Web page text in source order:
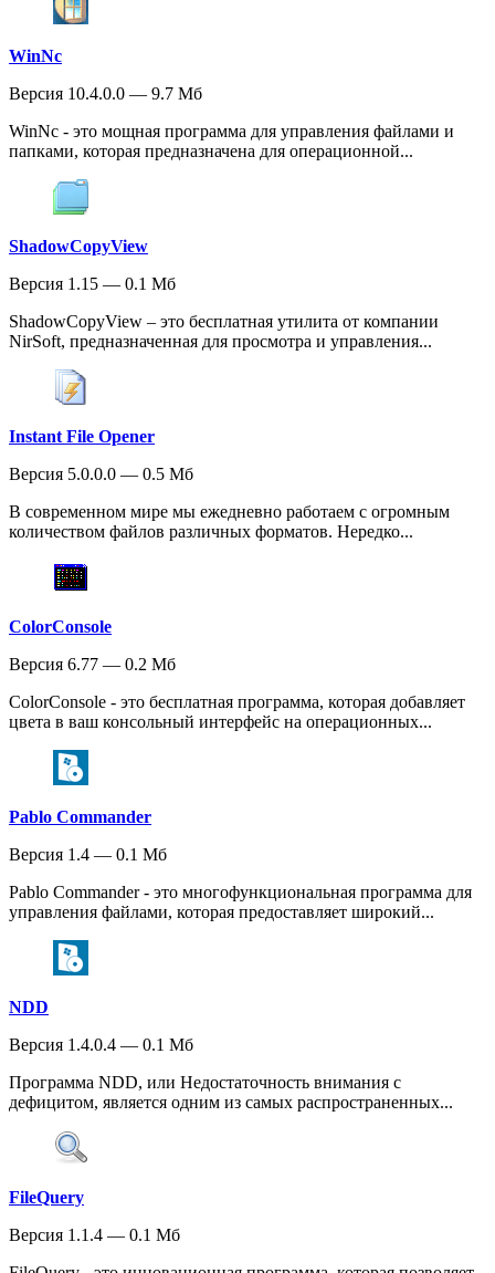
WinNc
Версия 10.4.0.0 — 9.7 Мб
WinNc - это мощная программа для управления файлами и
папками, которая предназначена для операционной...
ShadowCopyView
Версия 1.15 — 0.1 Мб
ShadowCopyView – это бесплатная утилита от компании
NirSoft, предназначенная для просмотра и управления...
Instant File Opener
Версия 5.0.0.0 — 0.5 Мб
В современном мире мы ежедневно работаем с огромным
количеством файлов различных форматов. Нередко...
ColorConsole
Версия 6.77 — 0.2 Мб
ColorConsole - это бесплатная программа, которая добавляет
цвета в ваш консольный интерфейс на операционных...
Pablo Commander
Версия 1.4 — 0.1 Мб
Pablo Commander - это многофункциональная программа для
управления файлами, которая предоставляет широкий...
NDD
Версия 1.4.0.4 — 0.1 Мб
Программа NDD, или Недостаточность внимания с
дефицитом, является одним из самых распространенных...
FileQuery
Версия 1.1.4 — 0.1 Мб